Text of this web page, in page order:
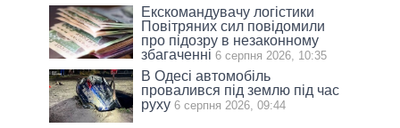
Екскомандувачу логістики
Повітряних сил повідомили
про підозру в незаконному
збагаченні 6 серпня 2026, 10:35
В Одесі автомобіль
провалився під землю під час
руху 6 серпня 2026, 09:44